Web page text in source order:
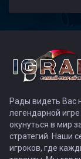
Рады видеть Вас
легендарной
окунуться в мир
стратегий. Наши
игроков, где